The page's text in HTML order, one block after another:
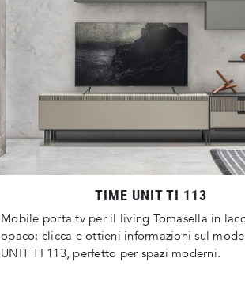
TIME UNIT TI 113
Mobile porta tv per il living Tomasella in
opaco: clicca e ottieni informazioni sul
UNIT TI 113, perfetto per spazi moderni.